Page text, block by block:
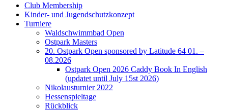
Club Membership
Kinder- und Jugendschutzkonzept
Turniere
Waldschwimmbad Open
Ostpark Masters
20. Ostpark Open sponsored by Latitude 64 01. –
08.2026
Ostpark Open 2026 Caddy Book In English
(updatet until July 15st 2026)
Nikolausturnier 2022
Hessenspieltage
Rückblick